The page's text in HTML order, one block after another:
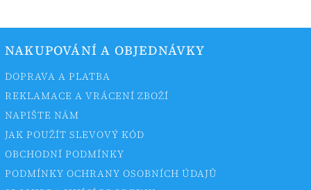
NAKUPOVÁNÍ A OBJEDNÁVKY
DOPRAVA A PLATBA
REKLAMACE A VRÁCENÍ ZBOŽÍ
NAPIŠTE NÁM
JAK POUŽÍT SLEVOVÝ KÓD
OBCHODNÍ PODMÍNKY
PODMÍNKY OCHRANY OSOBNÍCH ÚDAJŮ